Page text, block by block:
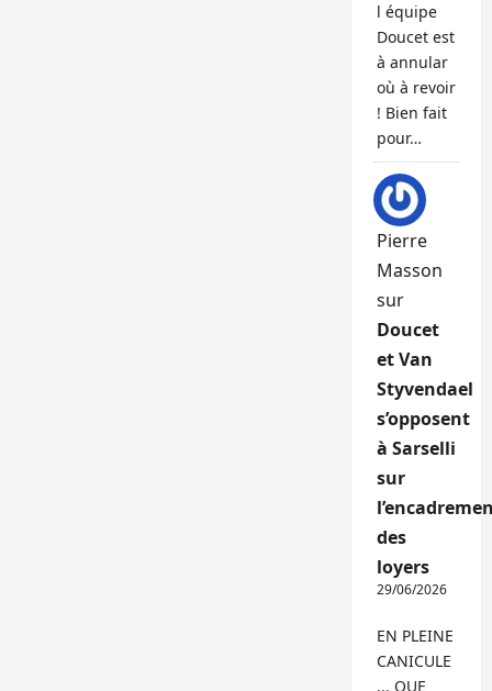
l équipe
Doucet est
à annular
où à revoir
! Bien fait
pour…
Pierre
Masson
sur
Doucet
et Van
Styvendael
s’opposent
à Sarselli
sur
des
loyers
29/06/2026
EN PLEINE
CANICULE
... QUE